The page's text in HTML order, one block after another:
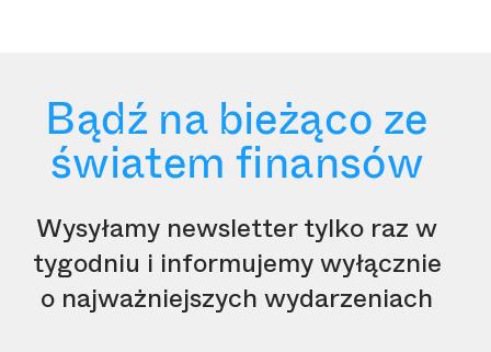
Bądź na bieżąco ze
światem finansów
Wysyłamy newsletter tylko raz w
tygodniu i informujemy wyłącznie
o najważniejszych wydarzeniach